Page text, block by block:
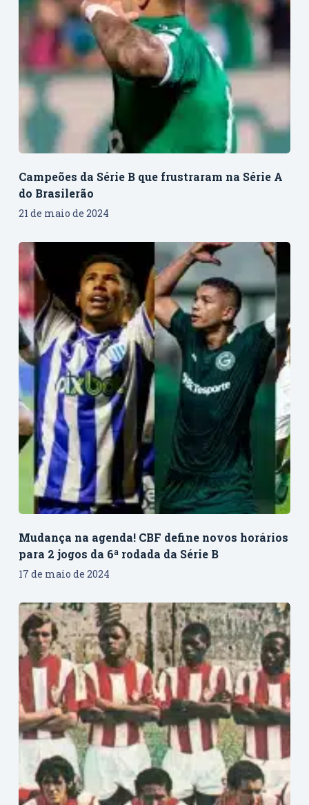
Campeões da Série B que frustraram na Série A
do Brasilerão
21 de maio de 2024
Mudança na agenda! CBF define novos horários
para 2 jogos da 6ª rodada da Série B
17 de maio de 2024